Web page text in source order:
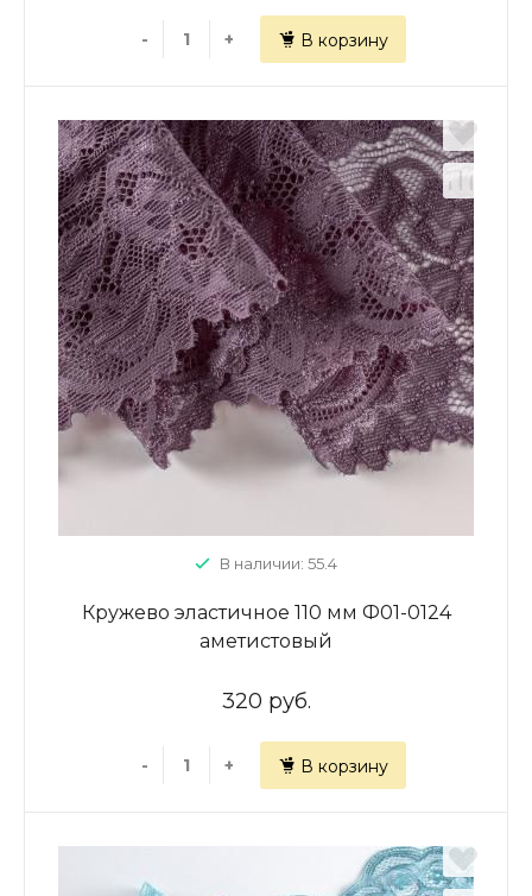
- + В корзину
В наличии: 55.4
Кружево эластичное 110 мм Ф01-0124
аметистовый
320 руб.
- + В корзину